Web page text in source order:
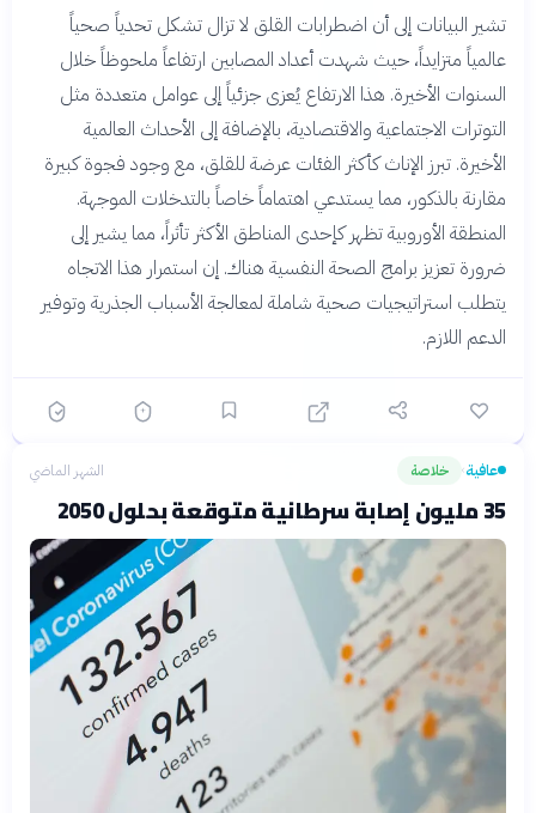
تشير البيانات إلى أن اضطرابات القلق لا تزال تشكل تحدياً صحياً
عالمياً متزايداً، حيث شهدت أعداد المصابين ارتفاعاً ملحوظاً خلال
السنوات الأخيرة. هذا الارتفاع يُعزى جزئياً إلى عوامل متعددة مثل
التوترات الاجتماعية والاقتصادية، بالإضافة إلى الأحداث العالمية
الأخيرة. تبرز الإناث كأكثر الفئات عرضة للقلق، مع وجود فجوة كبيرة
مقارنة بالذكور، مما يستدعي اهتماماً خاصاً بالتدخلات الموجهة.
المنطقة الأوروبية تظهر كإحدى المناطق الأكثر تأثراً، مما يشير إلى
ضرورة تعزيز برامج الصحة النفسية هناك. إن استمرار هذا الاتجاه
يتطلب استراتيجيات صحية شاملة لمعالجة الأسباب الجذرية وتوفير
الدعم اللازم.
عافية› خلاصة الشهر الماضي
35 مليون إصابة سرطانية متوقعة بحلول 2050